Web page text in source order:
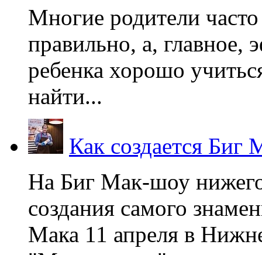
Многие родители
правильно, а, главное,
ребенка хорошо
найти...
Как создается Биг
На Биг Мак-шоу
создания самого
Мака 11 апреля в